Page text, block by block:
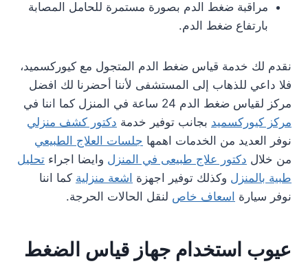
مراقبة ضغط الدم بصورة مستمرة للحامل المصابة
بارتفاع ضغط الدم.
نقدم لك خدمة قياس ضغط الدم المتجول مع كيوركسميد،
فلا داعي للذهاب إلى المستشفى لأننا أحضرنا لك افضل
مركز لقياس ضغط الدم 24 ساعة في المنزل كما اننا في
مركز كيوركسميد بجانب توفير خدمة دكتور كشف منزلي
نوفر العديد من الخدمات اهمها جلسات العلاج الطبيعي
من خلال دكتور علاج طبيعى في المنزل وايضا اجراء تحليل
طبية بالمنزل وكذلك توفير اجهزة اشعة منزلية كما اننا
نوفر سيارة اسعاف خاص لنقل الحالات الحرجة.
عيوب استخدام جهاز قياس الضغط